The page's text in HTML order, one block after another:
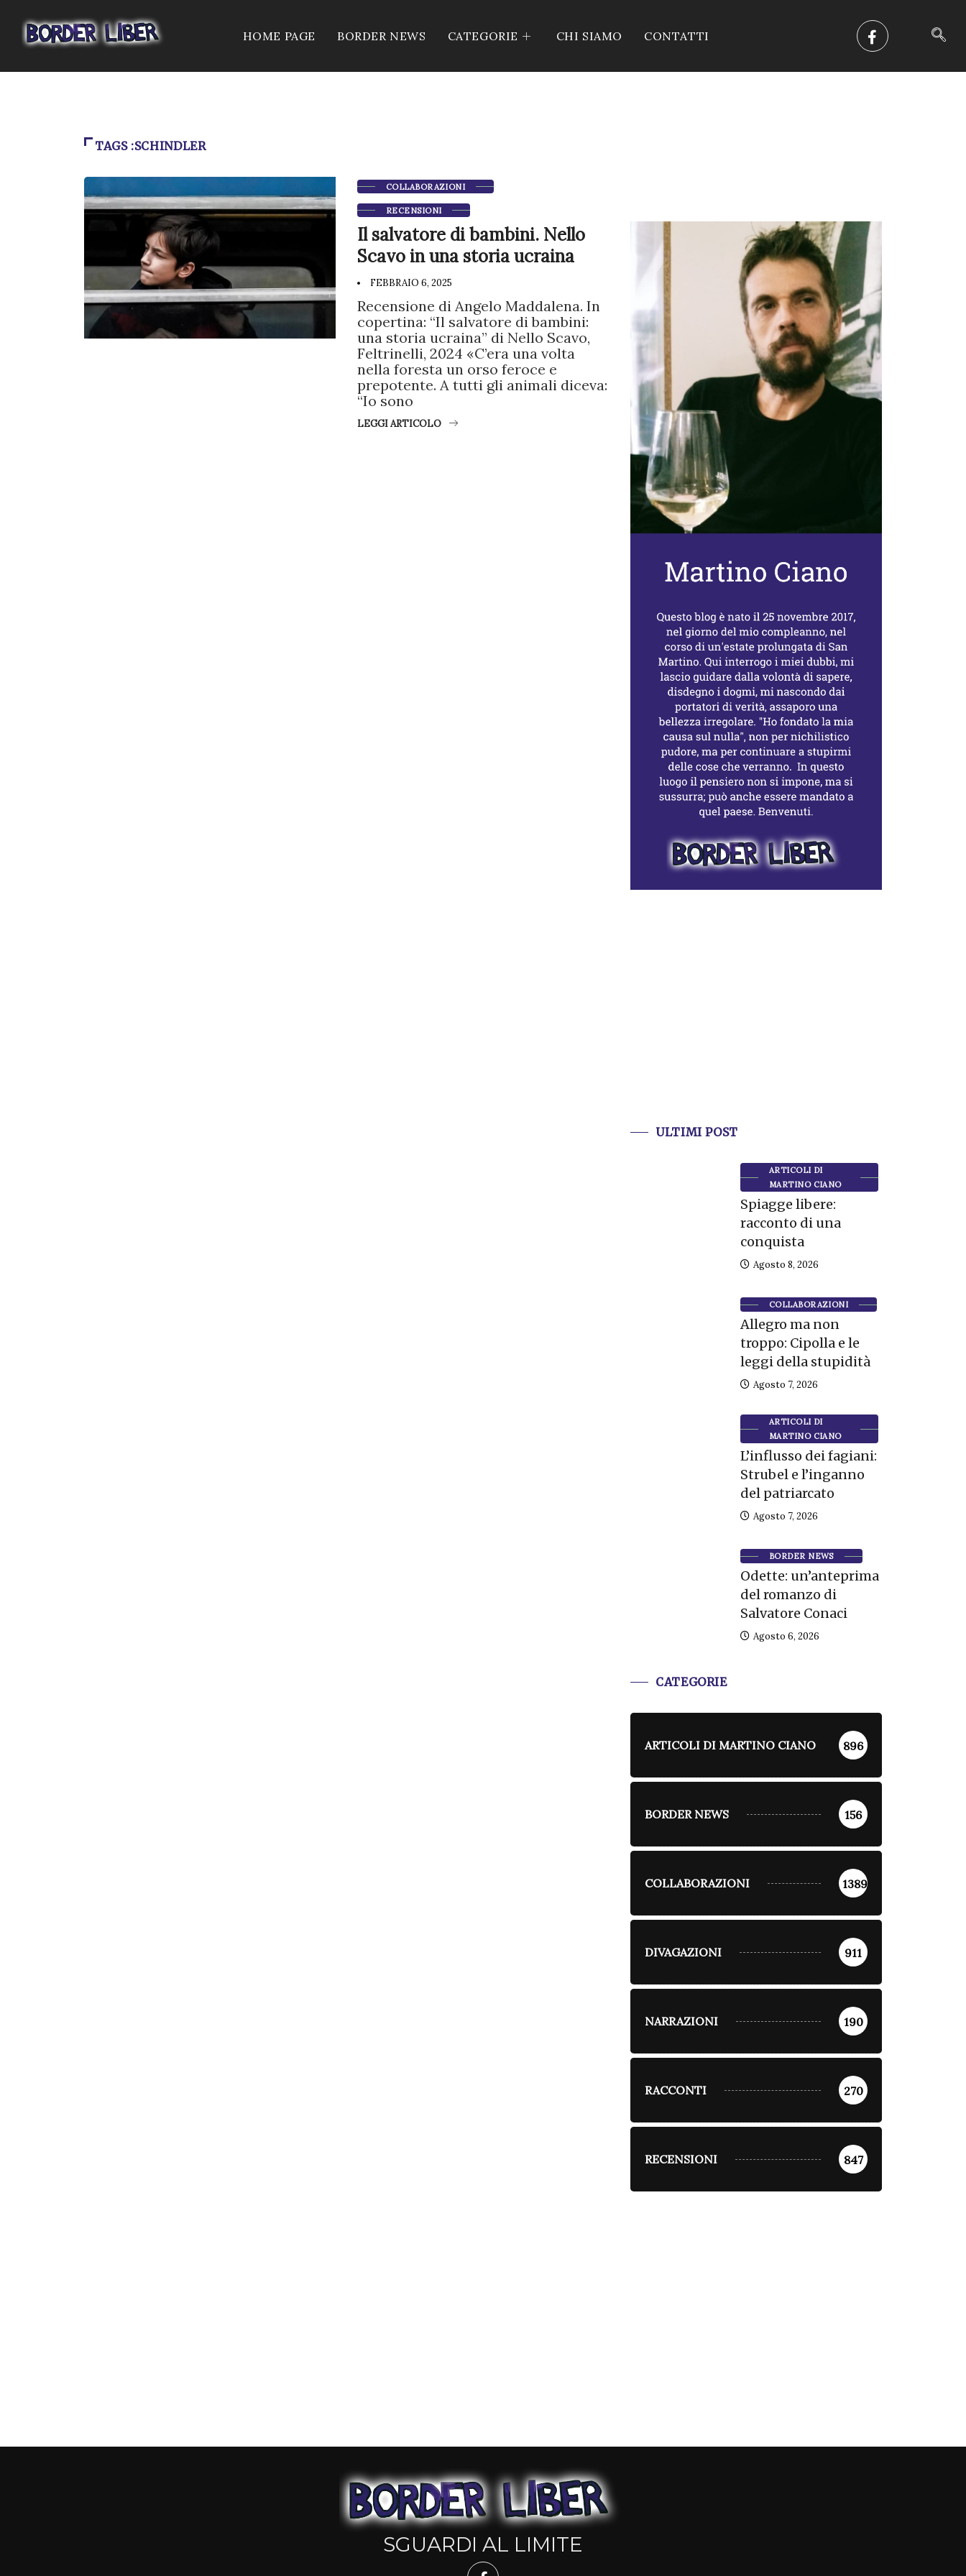
HOME PAGE BORDER NEWS CATEGORIE CHI SIAMO CONTATTI
TAGS :SCHINDLER
COLLABORAZIONI
RECENSIONI
Il salvatore di bambini. Nello
Scavo in una storia ucraina
FEBBRAIO 6, 2025
Recensione di Angelo Maddalena. In
copertina: “Il salvatore di bambini:
una storia ucraina” di Nello Scavo,
Feltrinelli, 2024 «C’era una volta
nella foresta un orso feroce e
prepotente. A tutti gli animali diceva:
“Io sono
LEGGI ARTICOLO
ULTIMI POST
ARTICOLI DI
MARTINO CIANO
Spiagge libere:
racconto di una
conquista
Agosto 8, 2026
COLLABORAZIONI
Allegro ma non
troppo: Cipolla e le
leggi della stupidità
Agosto 7, 2026
ARTICOLI DI
MARTINO CIANO
L’influsso dei fagiani:
Strubel e l’inganno
del patriarcato
Agosto 7, 2026
BORDER NEWS
Odette: un’anteprima
del romanzo di
Salvatore Conaci
Agosto 6, 2026
CATEGORIE
ARTICOLI DI MARTINO CIANO 896
BORDER NEWS 156
COLLABORAZIONI 1389
DIVAGAZIONI 911
NARRAZIONI 190
RACCONTI 270
RECENSIONI 847
SGUARDI AL LIMITE